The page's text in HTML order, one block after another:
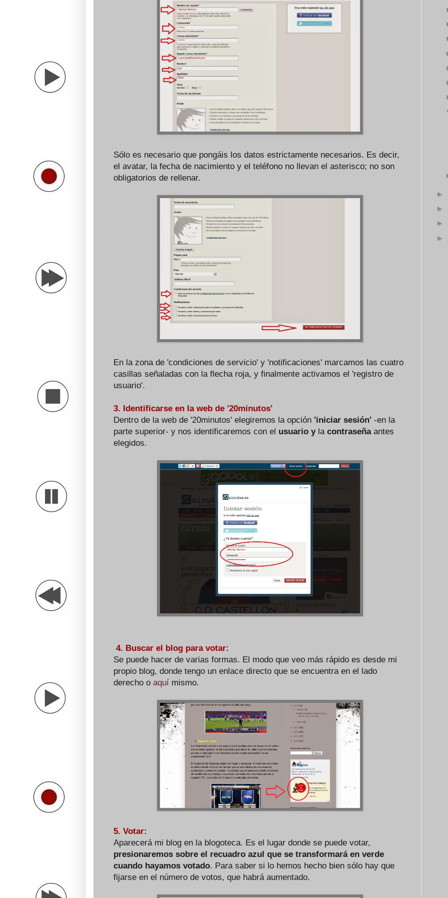
Sólo es necesario que pongáis los datos estrictamente necesarios. Es decir,
el avatar, la fecha de nacimiento y el teléfono no llevan el asterisco; no son
obligatorios de rellenar.
En la zona de 'condiciones de servicio' y 'notificaciones' marcamos las cuatro
casillas señaladas con la flecha roja, y finalmente activamos el 'registro de
usuario'.
3. Identificarse en la web de '20minutos'
Dentro de la web de '20minutos' elegiremos la opción 'iniciar sesión' -en la
parte superior- y nos identificaremos con el usuario yla contraseñaantes
elegidos.
4. Buscar el blog para votar:
Se puede hacer de varias formas. El modo que veo más rápido es desde mi
propio blog, donde tengo un enlace directo que se encuentra en el lado
derecho o aquí mismo.
5. Votar:
Aparecerá mi blog en la blogoteca. Es el lugar donde se puede votar,
presionaremos sobre el recuadro azul que se transformará en verde
cuando hayamos votado. Para saber si lo hemos hecho bien sólo hay que
fijarse en el número de votos, que habrá aumentado.
►
►
►
►